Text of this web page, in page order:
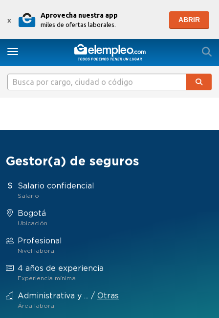
x
Aprovecha nuestra app
miles de ofertas laborales.
ABRIR
Toggle navigation
Gestor(a) de seguros
Salario confidencial
Salario
Bogotá
Ubicación
Profesional
Nivel laboral
4 años de experiencia
Experiencia mínima
Administrativa y ... / Otras
Área laboral